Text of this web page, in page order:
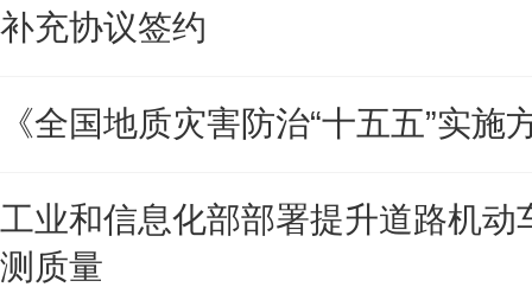
补充协议签约
《全国地质灾害防治“十五五”实施
工业和信息化部部署提升道路机动
测质量